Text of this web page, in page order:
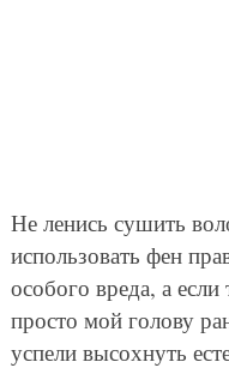
Не ленись сушить
использовать фен
особого вреда, а
просто мой голову
успели высохнуть